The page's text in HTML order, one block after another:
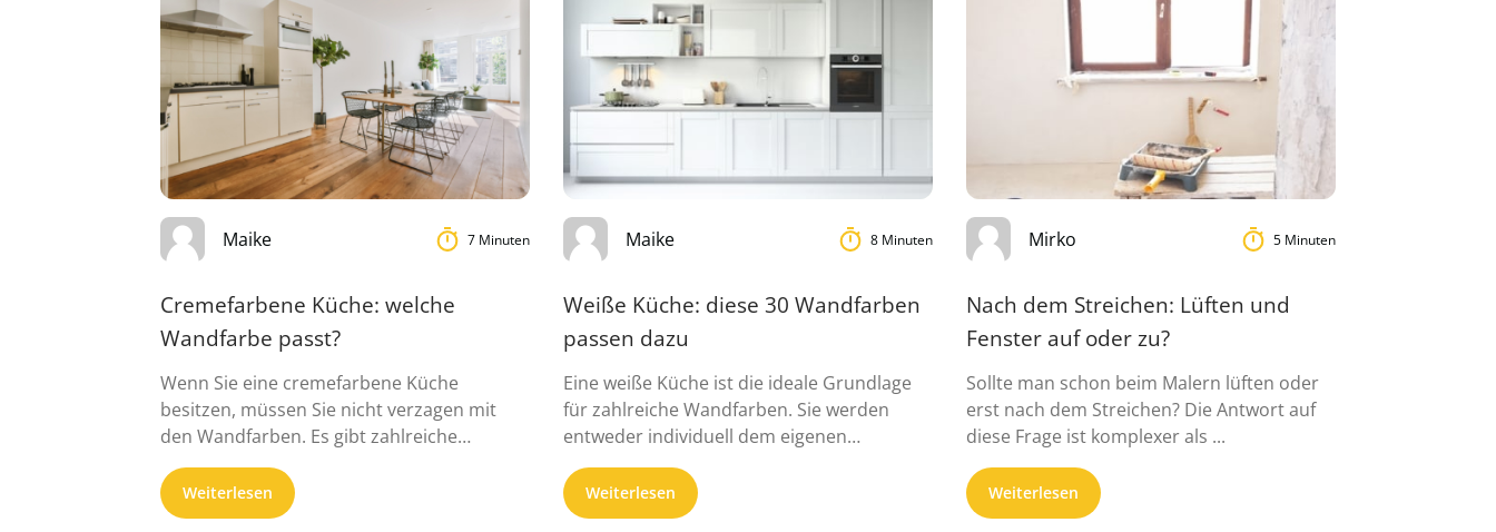
Maike 7 Minuten
Cremefarbene Küche: welche
Wandfarbe passt?
Wenn Sie eine cremefarbene Küche
besitzen, müssen Sie nicht verzagen mit
den Wandfarben. Es gibt zahlreiche
Farbtöne, ...
Weiterlesen
Maike 8 Minuten
Weiße Küche: diese 30 Wandfarben
passen dazu
Eine weiße Küche ist die ideale Grundlage
für zahlreiche Wandfarben. Sie werden
entweder individuell dem eigenen
Geschmack ...
Weiterlesen
Mirko 5 Minuten
Nach dem Streichen: Lüften und
Fenster auf oder zu?
Sollte man schon beim Malern lüften oder
erst nach dem Streichen? Die Antwort auf
diese Frage ist komplexer als ...
Weiterlesen